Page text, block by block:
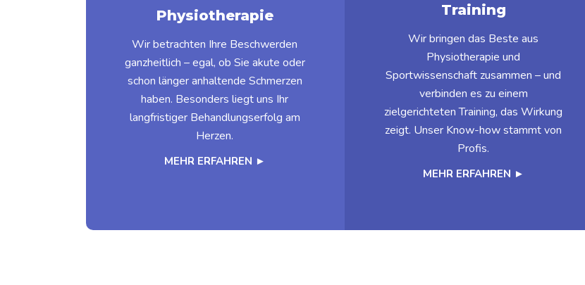
Physiotherapie
Wir betrachten Ihre Beschwerden
ganzheitlich – egal, ob Sie akute oder
schon länger anhaltende Schmerzen
haben. Besonders liegt uns Ihr
langfristiger Behandlungserfolg am
Herzen.
MEHR ERFAHREN ►
Training
Wir bringen das Beste aus
Physiotherapie und
Sportwissenschaft zusammen – und
verbinden es zu einem
zielgerichteten Training, das Wirkung
zeigt. Unser Know-how stammt von
Profis.
MEHR ERFAHREN ►